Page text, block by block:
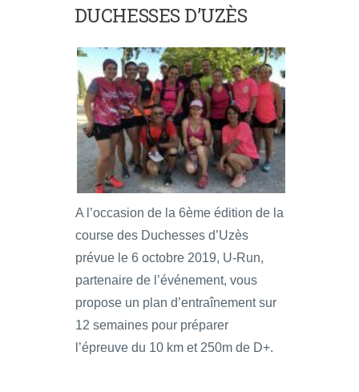
DUCHESSES D’UZÈS
A l’occasion de la 6ème édition de la
course des Duchesses d’Uzès
prévue le 6 octobre 2019, U-Run,
partenaire de l’événement, vous
propose un plan d’entraînement sur
12 semaines pour préparer
l’épreuve du 10 km et 250m de D+.